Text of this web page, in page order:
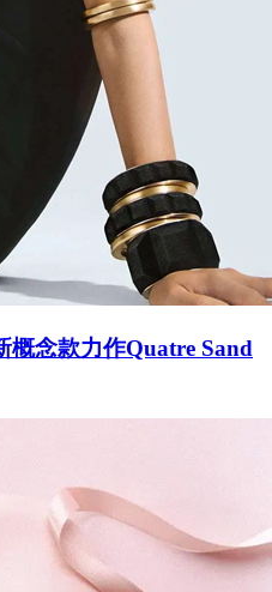
概念款力作Quatre Sand